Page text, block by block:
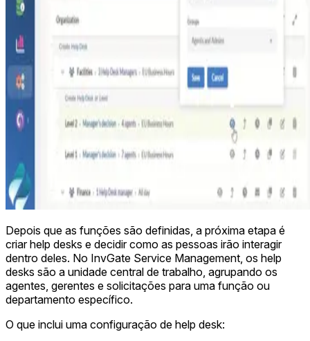
Depois que as funções são definidas, a próxima etapa é
criar help desks e decidir como as pessoas irão interagir
dentro deles. No InvGate Service Management, os help
desks são a unidade central de trabalho, agrupando os
agentes, gerentes e solicitações para uma função ou
departamento específico.
O que inclui uma configuração de help desk: